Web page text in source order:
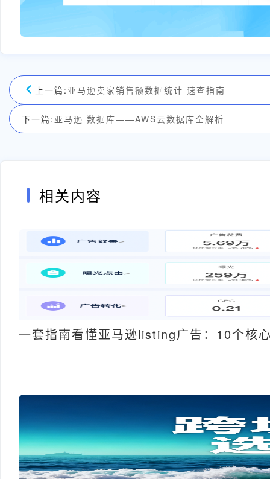
上一篇: 亚马逊卖家销售额数据统计 速查指南
下一篇: 亚马逊 数据库——AWS云数据库全解析
相关内容
一套指南看懂亚马逊listing广告：10个核